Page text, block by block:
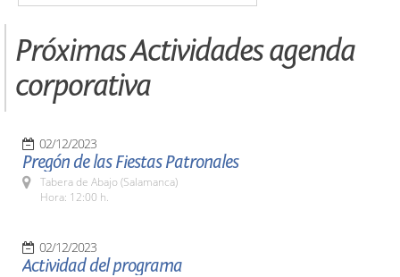
Próximas Actividades agenda
corporativa
02/12/2023
Pregón de las Fiestas Patronales
Tabera de Abajo (Salamanca)
Hora: 12:00 h.
02/12/2023
Actividad del programa